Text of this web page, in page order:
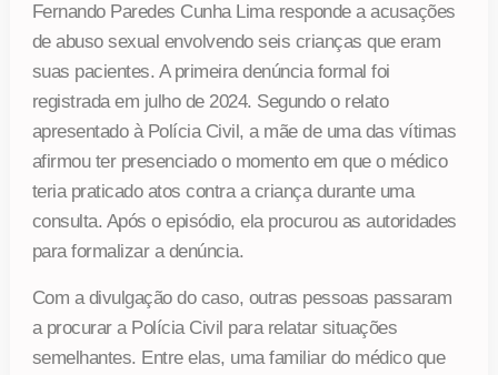
Fernando Paredes Cunha Lima responde a acusações
de abuso sexual envolvendo seis crianças que eram
suas pacientes. A primeira denúncia formal foi
registrada em julho de 2024. Segundo o relato
apresentado à Polícia Civil, a mãe de uma das vítimas
afirmou ter presenciado o momento em que o médico
teria praticado atos contra a criança durante uma
consulta. Após o episódio, ela procurou as autoridades
para formalizar a denúncia.
Com a divulgação do caso, outras pessoas passaram
a procurar a Polícia Civil para relatar situações
semelhantes. Entre elas, uma familiar do médico que